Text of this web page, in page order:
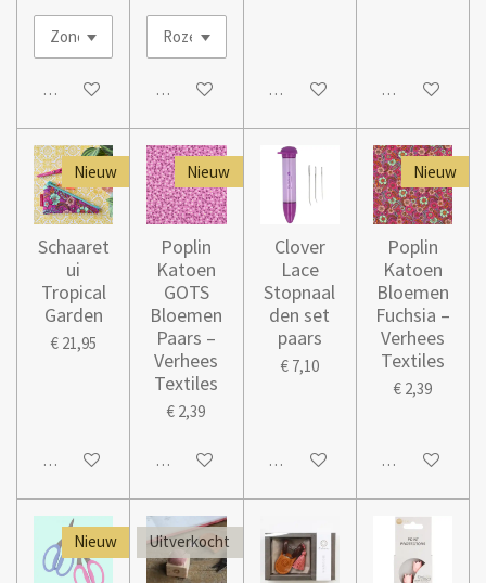
In winkelwagen In winkelwagen Houd mij op de hoogteIn winkelwagen
Nieuw
Schaaret
ui
Tropical
Garden
€ 21,95
In winkelwagen
Nieuw
Poplin
Katoen
GOTS
Bloemen
Paars –
Verhees
Textiles
€ 2,39
In winkelwagen
Clover
Lace
Stopnaal
den set
paars
€ 7,10
In winkelwagen
Nieuw
Poplin
Katoen
Bloemen
Fuchsia –
Verhees
Textiles
€ 2,39
In winkelwagen
Nieuw Uitverkocht